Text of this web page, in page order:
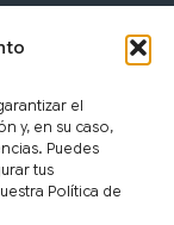
el
y, en su caso,
Puedes
tus
Política de